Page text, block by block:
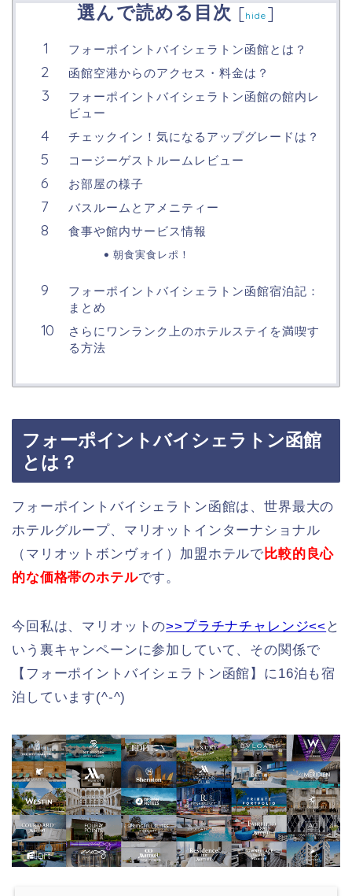
選んで読める目次 [hide ]
フォーポイントバイシェラトン函館とは？
函館空港からのアクセス・料金は？
フォーポイントバイシェラトン函館の館内レ
ビュー
チェックイン！気になるアップグレードは？
コージーゲストルームレビュー
お部屋の様子
バスルームとアメニティー
食事や館内サービス情報
朝食実食レポ！
フォーポイントバイシェラトン函館宿泊記：
まとめ
さらにワンランク上のホテルステイを満喫す
る方法
フォーポイントバイシェラトン函館
とは？
フォーポイントバイシェラトン函館は、世界最大の
ホテルグループ、マリオットインターナショナル
（マリオットボンヴォイ）加盟ホテルで 比較的良心
的な価格帯のホテルです。
今回私は、マリオットの>>プラチナチャレンジ<< と
いう裏キャンペーンに参加していて、その関係で
【フォーポイントバイシェラトン函館】に16泊も宿
泊しています(^-^)